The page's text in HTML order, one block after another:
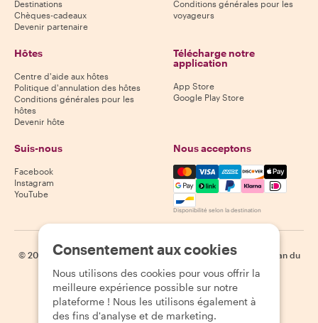
Destinations
Chèques-cadeaux
Devenir partenaire
Conditions générales pour les
voyageurs
Hôtes
Centre d'aide aux hôtes
Politique d'annulation des hôtes
Conditions générales pour les
hôtes
Devenir hôte
Télécharge notre
application
App Store
Google Play Store
Suis-nous
Facebook
Instagram
YouTube
Nous acceptons
Mastercard, Visa, Amex,
Disponibilité selon la destination
© 2026 Withlocals.com | Politique de confidentialité | Cookies
Plan du
site
Consentement aux cookies
Nous utilisons des cookies pour vous offrir la
meilleure expérience possible sur notre
plateforme ! Nous les utilisons également à
des fins d'analyse et de marketing.